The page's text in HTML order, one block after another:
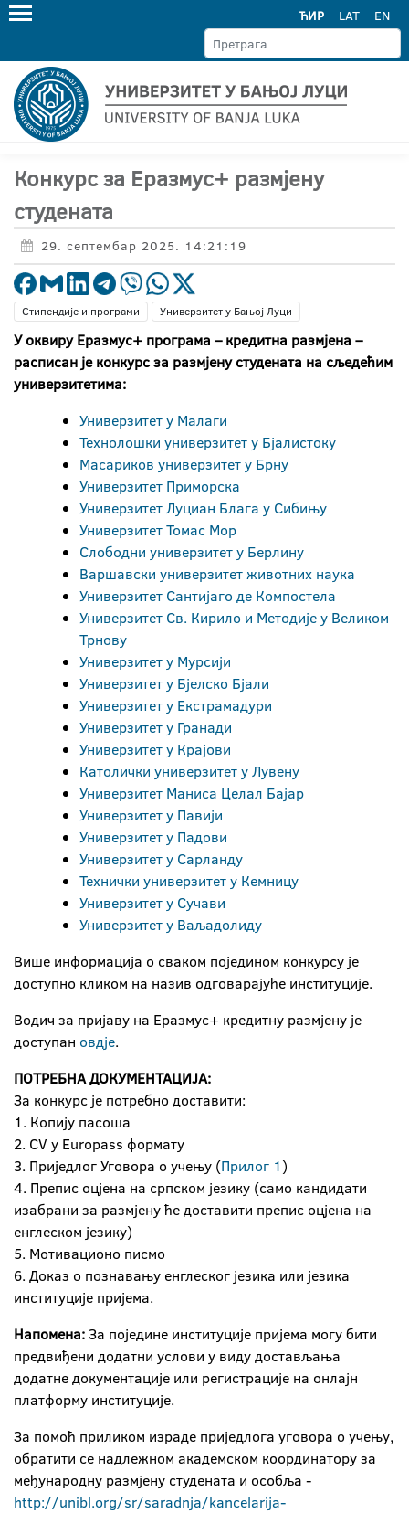
ЋИР LAT EN
Конкурс за Еразмус+ размјену
студената
29. септембар 2025. 14:21:19
Стипендије и програми Универзитет у Бањој Луци
У оквируЕразмус+ програма – кредитна размјена –
расписан је конкурс за размјену студената на сљедећим
универзитетима:
Универзитет у Малаги
Технолошки универзитет у Бјалистоку
Масариков универзитет у Брну
Универзитет Приморска
Универзитет Луциан Блага у Сибињу
Универзитет Томас Мор
Слободни универзитет у Берлину
Варшавски универзитет животних наука
Универзитет Сантијаго де Компостела
Универзитет Св. Кирило и Методије у Великом
Трнову
Универзитет у Мурсији
Универзитет у Бјeлско Бјали
Универзитет у Екстрамадури
Универзитет у Гранади
Универзитет у Крајови
Католички универзитет у Лувену
Универзитет Маниса Целал Бајар
Универзитет у Павији
Универзитет у Падови
Универзитет у Сарланду
Технички универзитет у Кемницу
Универзитет у Сучави
Универзитет у Ваљадолиду
Више информација о сваком поједином конкурсу је
доступно кликом на назив одговарајуће институције.
Водич за пријаву на Еразмус+ кредитну размјену је
доступан овдје.
ПОТРЕБНА ДОКУМЕНТАЦИЈА:
За конкурс је потребно доставити:
1. Копију пасоша
2. CV у Europass формату
3. Приједлог Уговора о учењу (Прилог 1)
4. Препис оцјена на српском језику (само кандидати
изабрани за размјену ће доставити препис оцјена на
енглеском језику)
5. Мотивационо писмо
6. Доказ о познавању енглеског језика или језика
институције пријема.
Напомена:За поједине институције пријема могу бити
предвиђени додатни услови у виду достављања
додатне документације или регистрације на онлајн
платформу институције.
За помоћ приликом израде приједлога уговора о учењу,
обратити се надлежном академском координатору за
међународну размјену студената и особља -
http://unibl.org/sr/saradnja/kancelarija-